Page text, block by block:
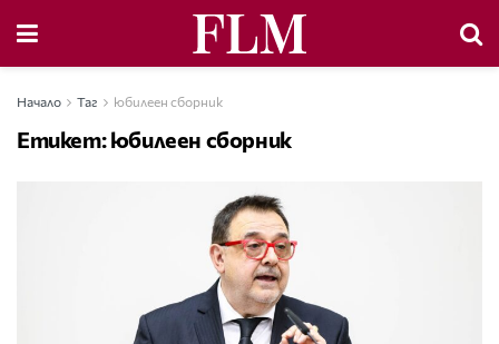
Начало Таг юбилеен сборник
Етикет:юбилеен сборник